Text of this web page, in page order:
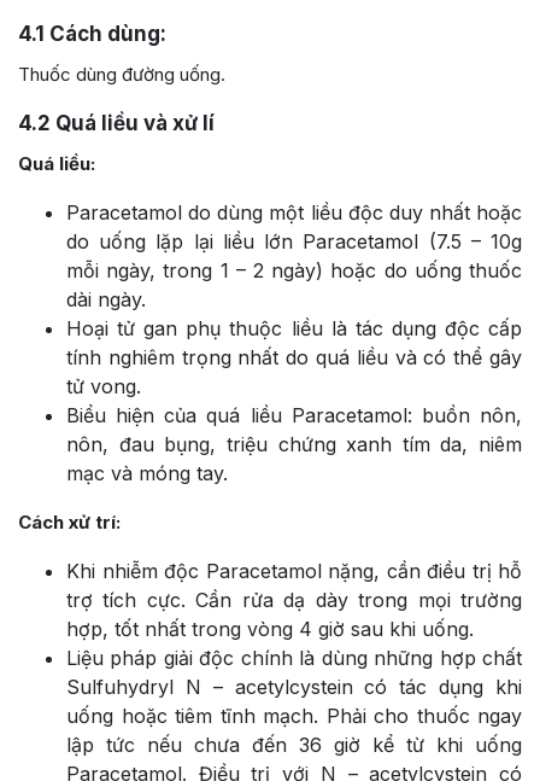
4.1 Cách dùng:
Thuốc dùng đường uống.
4.2 Quá liều và xử lí
Quá liều:
Paracetamol do dùng một liều độc duy nhất hoặc
do uống lặp lại liều lớn Paracetamol (7.5 – 10g
mỗi ngày, trong 1 – 2 ngày) hoặc do uống thuốc
dài ngày.
Hoại tử gan phụ thuộc liều là tác dụng độc cấp
tính nghiêm trọng nhất do quá liều và có thể gây
tử vong.
Biểu hiện của quá liều Paracetamol: buồn nôn,
nôn, đau bụng, triệu chứng xanh tím da, niêm
mạc và móng tay.
Cách xử trí:
Khi nhiễm độc Paracetamol nặng, cần điều trị hỗ
trợ tích cực. Cần rửa dạ dày trong mọi trường
hợp, tốt nhất trong vòng 4 giờ sau khi uống.
Liệu pháp giải độc chính là dùng những hợp chất
Sulfuhydryl N – acetylcystein có tác dụng khi
uống hoặc tiêm tĩnh mạch. Phải cho thuốc ngay
lập tức nếu chưa đến 36 giờ kể từ khi uống
Paracetamol. Điều trị với N – acetylcystein có